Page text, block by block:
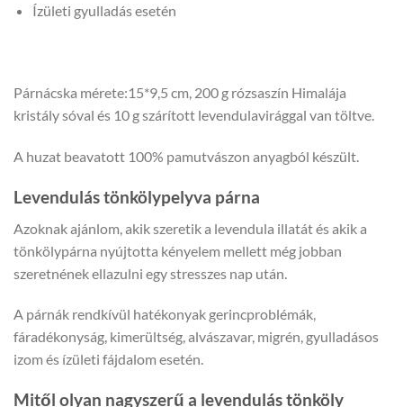
Ízületi gyulladás esetén
Párnácska mérete:15*9,5 cm, 200 g rózsaszín Himalája
kristály sóval és 10 g szárított levendulavirággal van töltve.
A huzat beavatott 100% pamutvászon anyagból készült.
Levendulás tönkölypelyva párna
Azoknak ajánlom, akik szeretik a levendula illatát és akik a
tönkölypárna nyújtotta kényelem mellett még jobban
szeretnének ellazulni egy stresszes nap után.
A párnák rendkívül hatékonyak gerincproblémák,
fáradékonyság, kimerültség, alvászavar, migrén, gyulladásos
izom és ízületi fájdalom esetén.
Mitől olyan nagyszerű a levendulás tönköly